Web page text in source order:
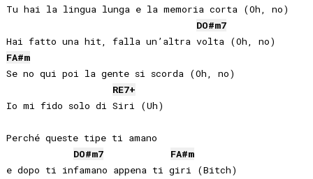
Tu hai la lingua lunga e la memoria corta (Oh, no)
DO#m7
FA#m
Se no qui poi la gente si scorda (Oh, no)
RE7+
Io mi fido solo di Siri (Uh)
Perché queste tipe ti amano
DO#m7 FA#m
e dopo ti infamano appena ti giri (Bitch)